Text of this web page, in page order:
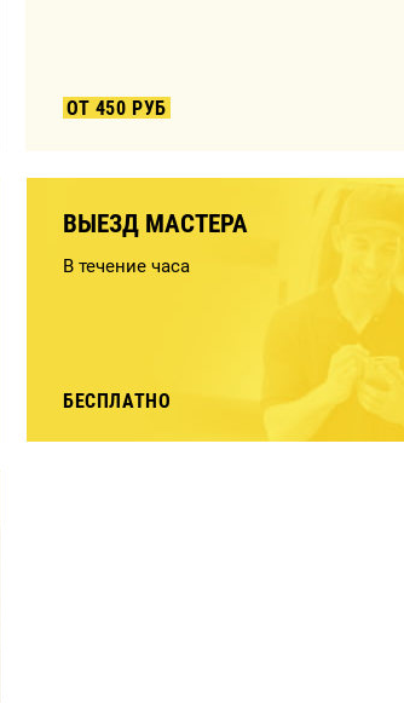
ОТ 450 РУБ
ВЫЕЗД МАСТЕРА
В течение часа
БЕСПЛАТНО